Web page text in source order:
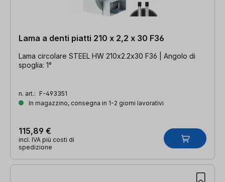
Lama a denti piatti 210 x 2,2 x 30 F36
Lama circolare STEEL HW 210x2.2x30 F36 | Angolo di
spoglia: 1°
n. art.: F-493351
In magazzino, consegna in 1-2 giorni lavorativi
115,89 €
incl. IVA più costi di
spedizione